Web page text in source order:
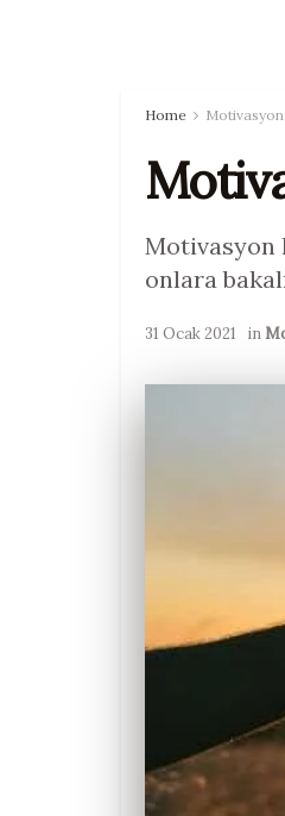
Home Motivasyon
Motivasyon
onlara
31 Ocak 2021 in